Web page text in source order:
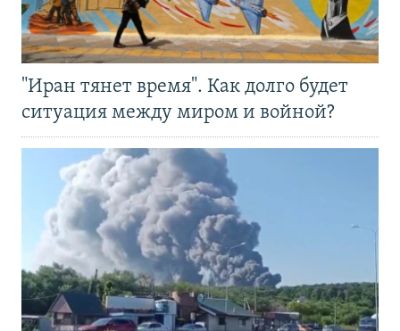
"Иран тянет время". Как долго будет
ситуация между миром и войной?